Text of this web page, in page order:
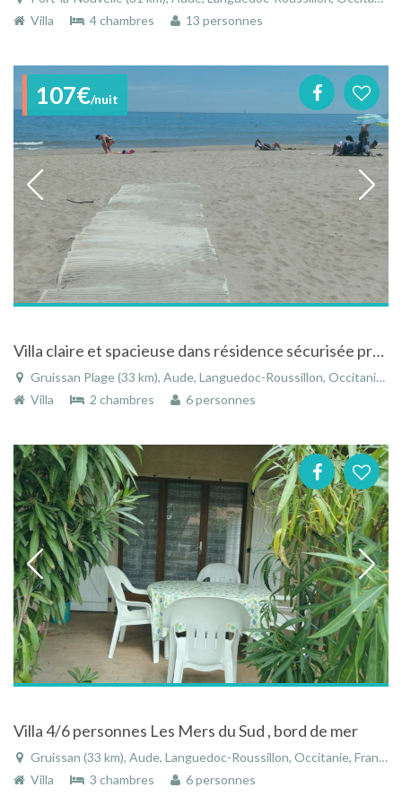
Villa
4 chambres 13 personnes
107€/nuit
Villa claire et spacieuse dans résidence sécurisée près de la plage .
Gruissan Plage (33 km), Aude, Languedoc-Roussillon, Occitanie, France
Villa
2 chambres 6 personnes
Villa 4/6 personnes Les Mers du Sud , bord de mer
Gruissan (33 km), Aude, Languedoc-Roussillon, Occitanie, France
Villa
3 chambres 6 personnes